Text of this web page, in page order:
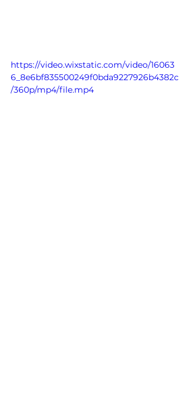
https://video.wixstatic.com/video/16063
6_8e6bf835500249f0bda9227926b4382c
/360p/mp4/file.mp4